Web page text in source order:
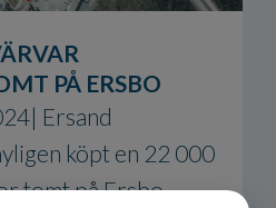
PÅ ERSBO
Ersand
köpt en 22 000
tomt på Ersbo